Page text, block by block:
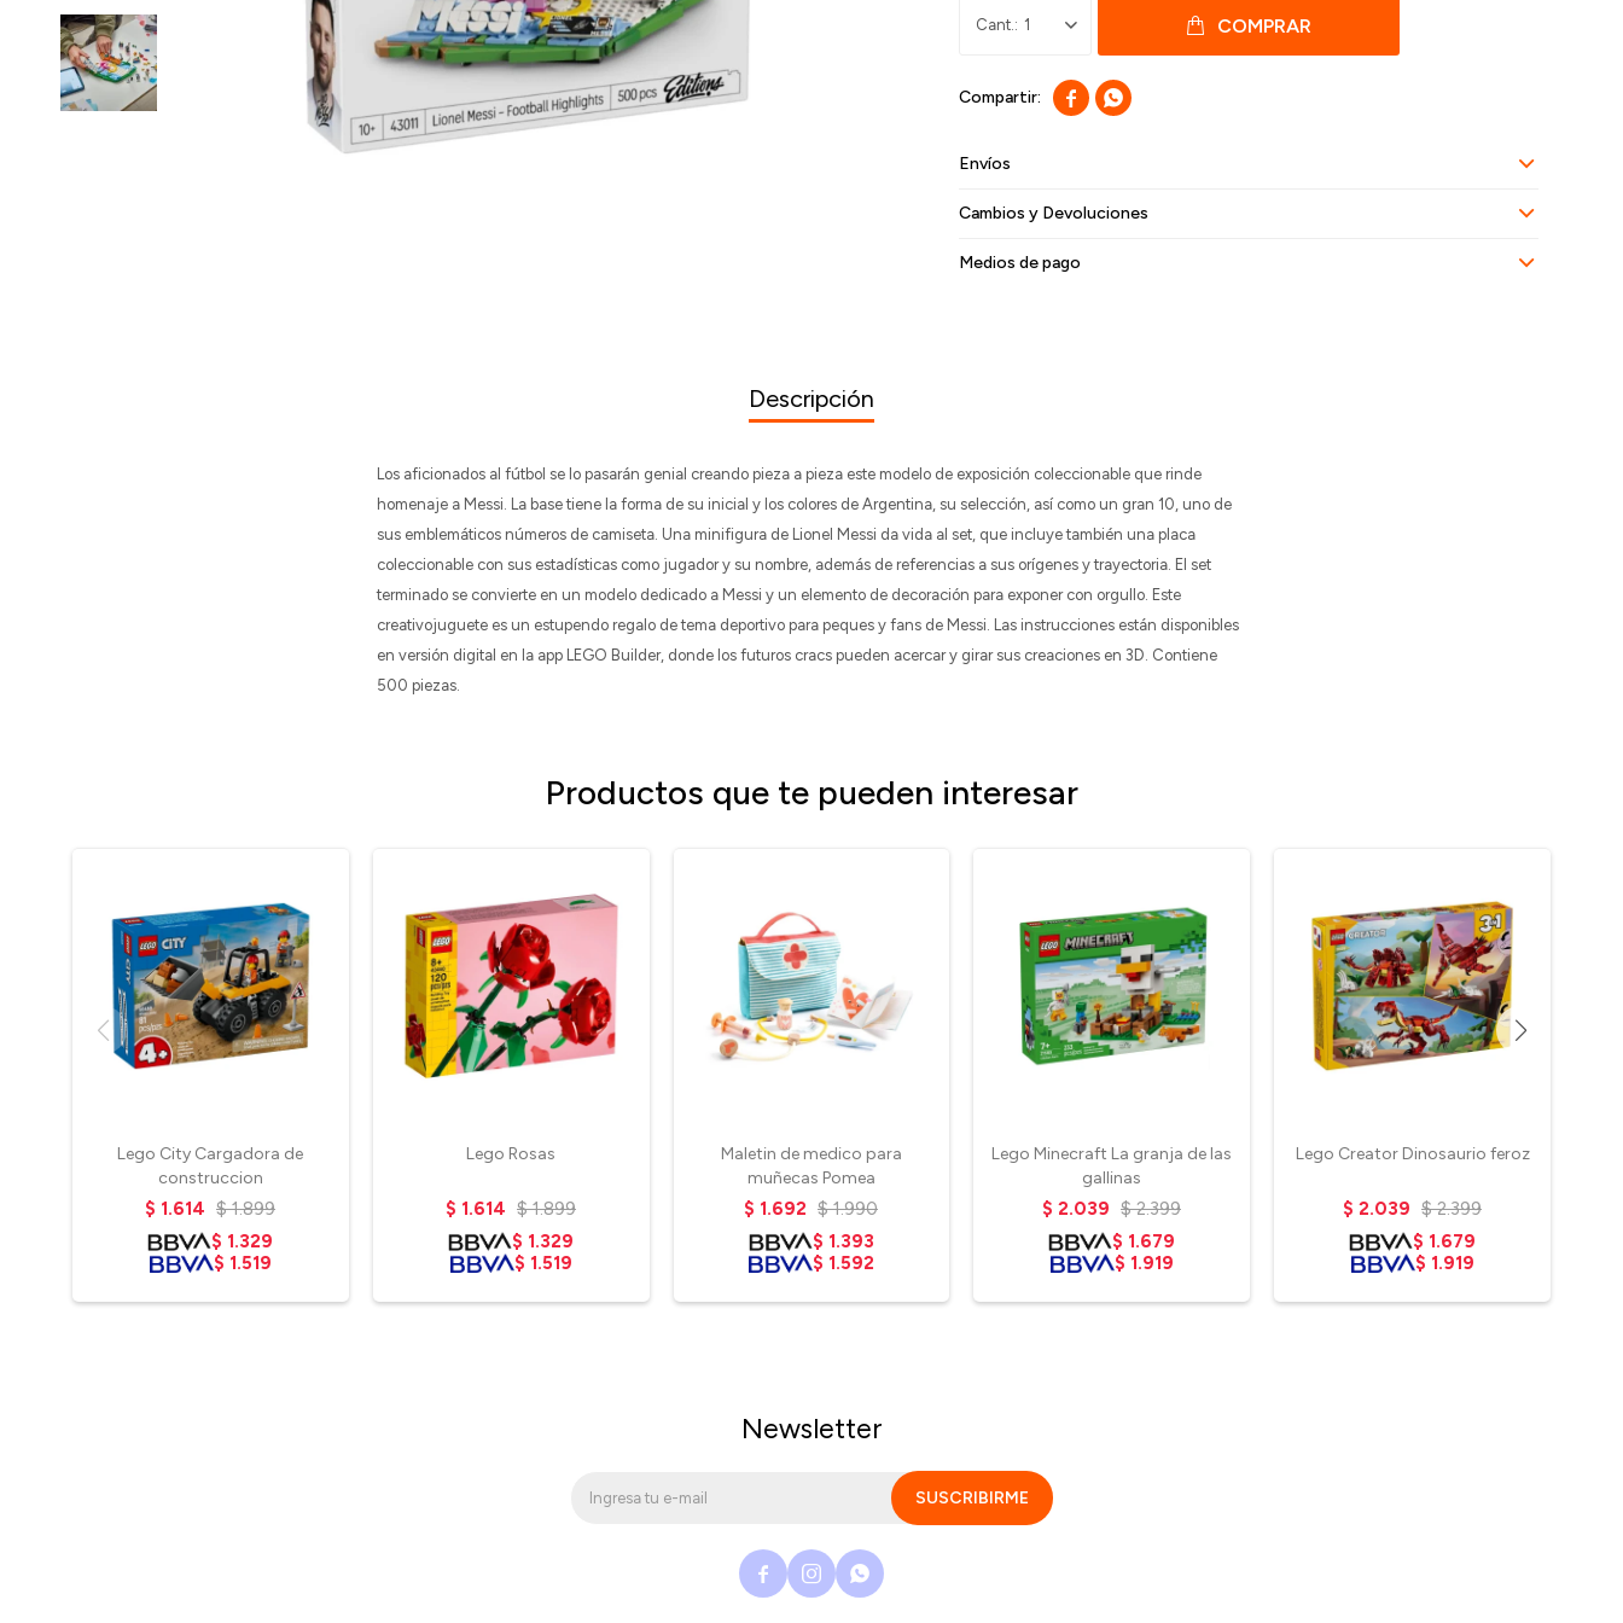
1 COMPRAR
 
Envíos
Cambios y Devoluciones
Medios de pago
Descripción
Los aficionados al fútbol se lo pasarán genial creando pieza a pieza este modelo de exposición coleccionable que rinde
homenaje a Messi. La base tiene la forma de su inicial y los colores de Argentina, su selección, así como un gran 10, uno de
sus emblemáticos números de camiseta. Una minifigura de Lionel Messi da vida al set, que incluye también una placa
coleccionable con sus estadísticas como jugador y su nombre, además de referencias a sus orígenes y trayectoria. El set
terminado se convierte en un modelo dedicado a Messi y un elemento de decoración para exponer con orgullo. Este
creativojuguete es un estupendo regalo de tema deportivo para peques y fans de Messi. Las instrucciones están disponibles
en versión digital en la app LEGO Builder, donde los futuros cracs pueden acercar y girar sus creaciones en 3D. Contiene
500 piezas.
Productos que te pueden interesar
Lego City Cargadora de
construccion
$ 1.614 $ 1.899
$ 1.329
$ 1.519
Lego Rosas
$ 1.614 $ 1.899
$ 1.329
$ 1.519
Maletin de medico para
muñecas Pomea
$ 1.692 $ 1.990
$ 1.393
$ 1.592
Lego Minecraft La granja de las
gallinas
$ 2.039 $ 2.399
$ 1.679
$ 1.919
Lego Creator Dinosaurio feroz
$ 2.039 $ 2.399
$ 1.679
$ 1.919
Newsletter
SUSCRIBIRME
  